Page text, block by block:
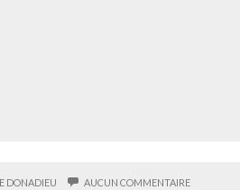
DONADIEU AUCUN COMMENTAIRESUR